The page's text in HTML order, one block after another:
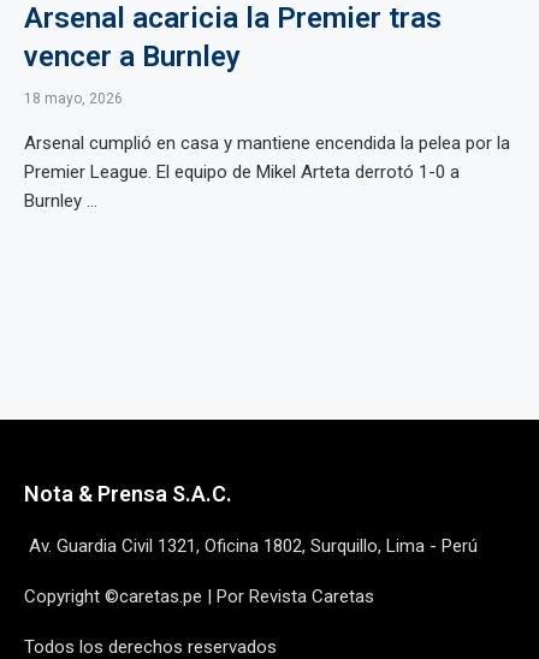
Arsenal acaricia la Premier tras
vencer a Burnley
18 mayo, 2026
Arsenal cumplió en casa y mantiene encendida la pelea por la
Premier League. El equipo de Mikel Arteta derrotó 1-0 a
Burnley ...
Nota & Prensa S.A.C.
Av. Guardia Civil 1321, Oficina 1802, Surquillo, Lima - Perú
Copyright ©caretas.pe | Por Revista Caretas
Todos los derechos reservados